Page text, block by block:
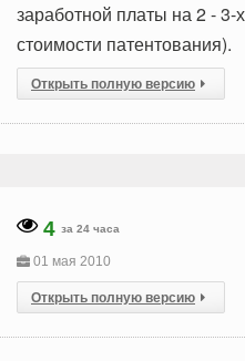
заработной платы на 2 - 3-
стоимости патентования).
Открыть полную версию
4 за 24 часа
01 мая 2010
Открыть полную версию